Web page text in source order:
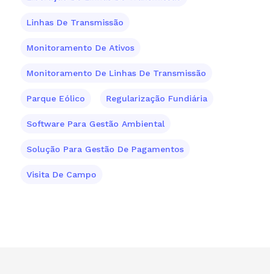
Linhas De Transmissão
Monitoramento De Ativos
Monitoramento De Linhas De Transmissão
Parque Eólico Regularização Fundiária
Software Para Gestão Ambiental
Solução Para Gestão De Pagamentos
Visita De Campo